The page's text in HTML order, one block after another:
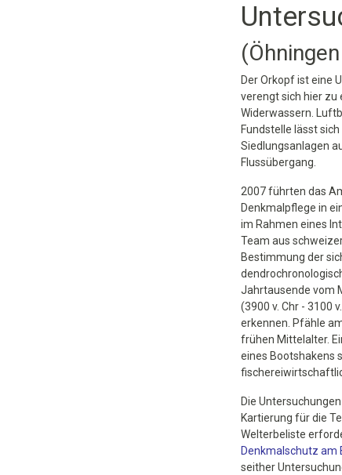
Der Orkopf ist eine
verengt sich hier zu
Widerwassern.
Fundstelle lässt
Siedlungsanlagen
Flussübergang.
2007 führten das
Denkmalpflege in
im Rahmen eines
Team aus
Bestimmung der
Jahrtausende vom
(3900 v. Chr - 3100
erkennen. Pfähle
frühen Mittelalter.
eines Bootshakens
Die
Kartierung für die
Welterbeliste
Denkmalschutz am
seither